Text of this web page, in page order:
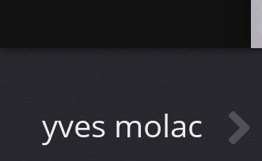
yves molac